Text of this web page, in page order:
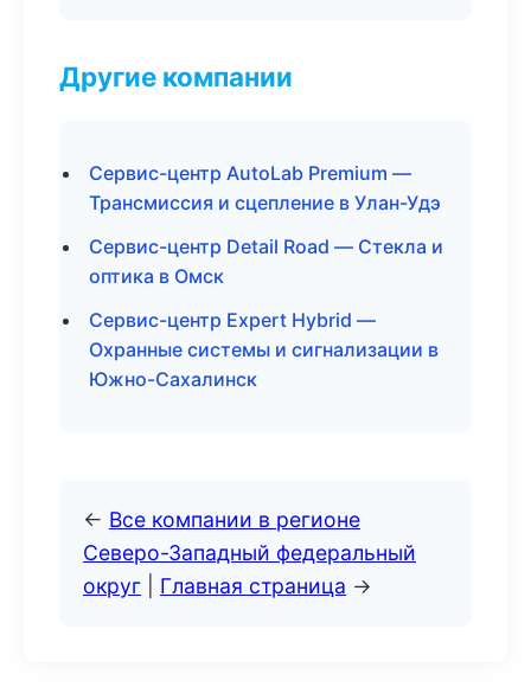
Другие компании
Сервис-центр AutoLab Premium —
Трансмиссия и сцепление в Улан-Удэ
Сервис-центр Detail Road — Стекла и
оптика в Омск
Сервис-центр Expert Hybrid —
Охранные системы и сигнализации в
Южно-Сахалинск
← Все компании в регионе
Северо-Западный федеральный
округ
Главная страница →